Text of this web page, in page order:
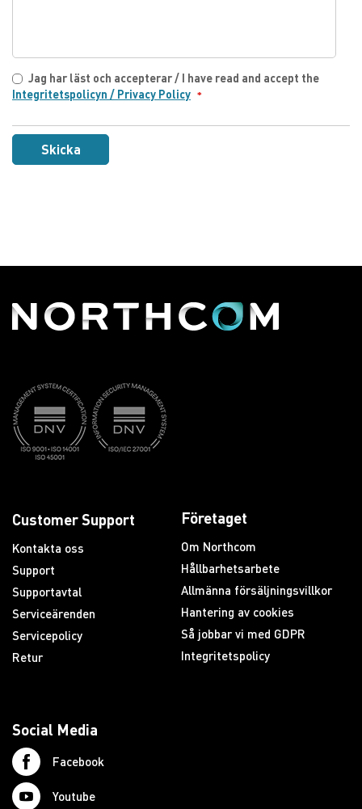
Jag har läst och accepterar / I have read and accept the
Integritetspolicyn / Privacy Policy
Skicka
Customer Support
Kontakta oss
Support
Supportavtal
Serviceärenden
Servicepolicy
Retur
Företaget
Om Northcom
Hållbarhetsarbete
Allmänna försäljningsvillkor
Hantering av cookies
Så jobbar vi med GDPR
Integritetspolicy
Social Media
Facebook
Youtube